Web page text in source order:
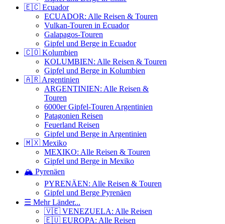
🇪🇨 Ecuador
ECUADOR: Alle Reisen & Touren
Vulkan-Touren in Ecuador
Galapagos-Touren
Gipfel und Berge in Ecuador
🇨🇴 Kolumbien
KOLUMBIEN: Alle Reisen & Touren
Gipfel und Berge in Kolumbien
🇦🇷 Argentinien
ARGENTINIEN: Alle Reisen &
Touren
6000er Gipfel-Touren Argentinien
Patagonien Reisen
Feuerland Reisen
Gipfel und Berge in Argentinien
🇲🇽 Mexiko
MEXIKO: Alle Reisen & Touren
Gipfel und Berge in Mexiko
🏔️ Pyrenäen
PYRENÄEN: Alle Reisen & Touren
Gipfel und Berge Pyrenäen
☰ Mehr Länder...
🇻🇪 VENEZUELA: Alle Reisen
🇪🇺 EUROPA: Alle Reisen